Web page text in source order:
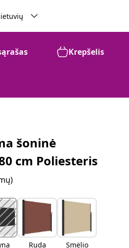
Krepšelis
šoninė
cm Poliesteris
Ruda Smėlio